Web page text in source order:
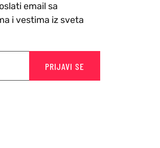
email sa
i vestima iz sveta
PRIJAVI SE